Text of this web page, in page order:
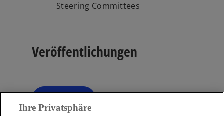
Steering Committees
Veröffentlichungen
Ihre Privatsphäre